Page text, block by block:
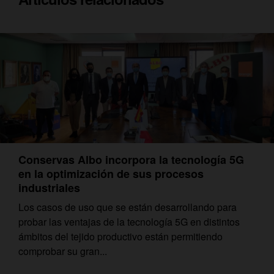
Conservas Albo incorpora la tecnología 5G
en la optimización de sus procesos
industriales
Los casos de uso que se están desarrollando para
probar las ventajas de la tecnología 5G en distintos
ámbitos del tejido productivo están permitiendo
comprobar su gran...